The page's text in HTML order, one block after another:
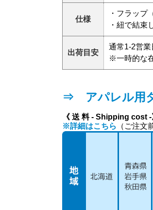
仕様
・フラップ
・紐で結束
出荷目安
通常1-2営業
※一時的な
⇒ アパレル用
《 送 料 - Shipping cost -
※詳細はこちら
（ご注文